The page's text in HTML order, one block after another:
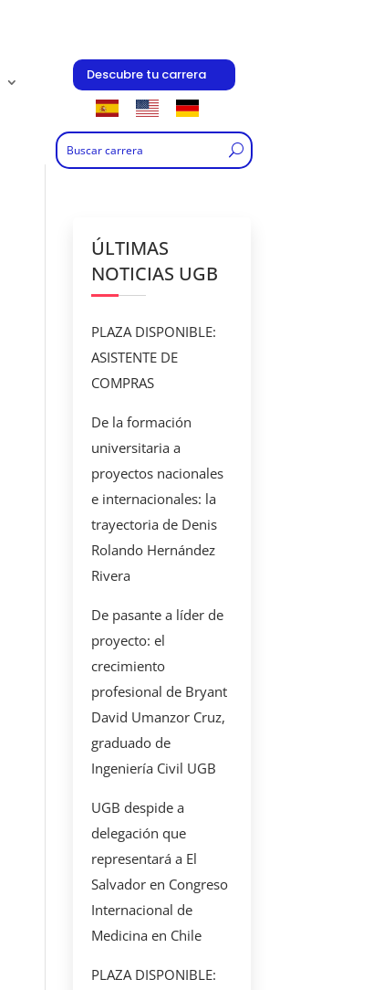
Descubre tu carrera
ÚLTIMAS
NOTICIAS UGB
PLAZA DISPONIBLE:
ASISTENTE DE
COMPRAS
De la formación
universitaria a
proyectos nacionales
e internacionales: la
trayectoria de Denis
Rolando Hernández
Rivera
De pasante a líder de
proyecto: el
crecimiento
profesional de Bryant
David Umanzor Cruz,
graduado de
Ingeniería Civil UGB
UGB despide a
delegación que
representará a El
Salvador en Congreso
Internacional de
Medicina en Chile
PLAZA DISPONIBLE: